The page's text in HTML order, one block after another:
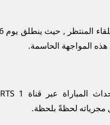
المنتظر , حيث ينطلق يوم
المواجهة الحاسمة.
المباراة عبر قناة 1
مجرياته لحظةً بلحظة.